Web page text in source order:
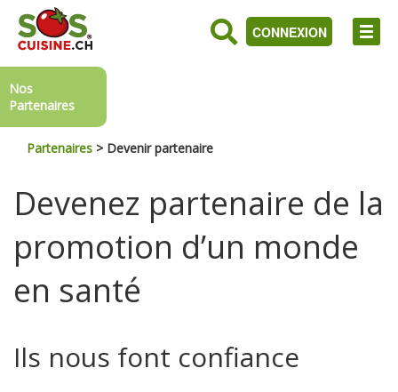
CONNEXION
Nos
Partenaires
Partenaires > Devenir partenaire
Devenez partenaire de la
promotion d’un monde
en santé
Ils nous font confiance